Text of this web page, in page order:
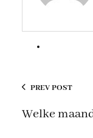
PREV POST
Welke